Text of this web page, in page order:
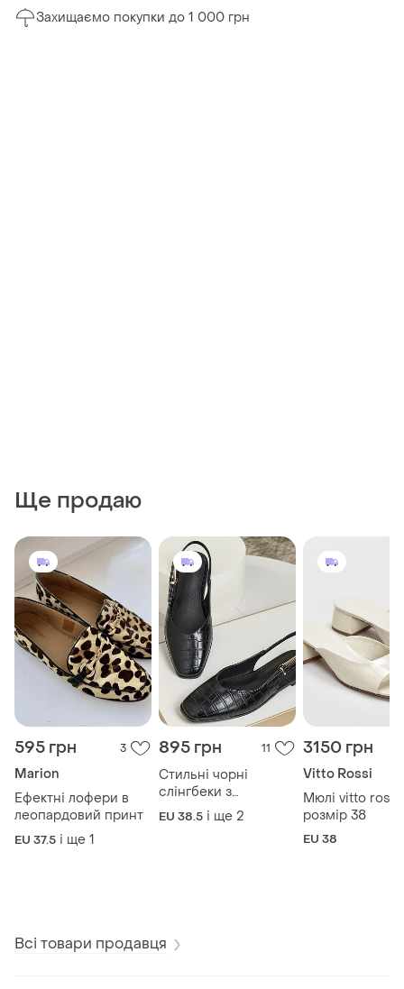
Захищаємо покупки до 1 000 грн
Ще продаю
595 грн 3
Marion
Ефектні лофери в
леопардовий принт
EU 37.5 і ще 1
895 грн 11
Стильні чорні
слінгбеки з
квадратним носком,
розмір 39
EU 38.5 і ще 2
3150 грн
Vitto Rossi
Мюлі vitto rossi
розмір 38
EU 38
Всі товари продавця